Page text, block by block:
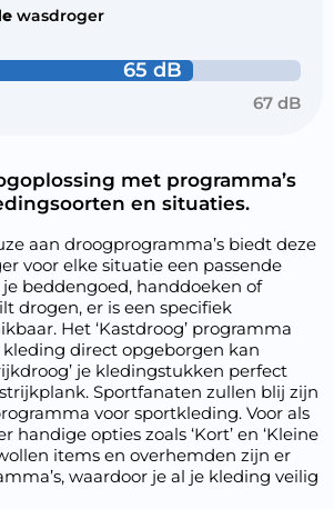
wasdroger
65 dB
67 dB
met programma’s
en situaties.
aan droogprogramma’s biedt deze
voor elke situatie een passende
beddengoed, handdoeken of
drogen, er is een specifiek
Het ‘Kastdroog’ programma
direct opgeborgen kan
je kledingstukken perfect
Sportfanaten zullen blij zijn
voor sportkleding. Voor als
handige opties zoals ‘Kort’ en ‘Kleine
items en overhemden zijn er
waardoor je al je kleding veilig